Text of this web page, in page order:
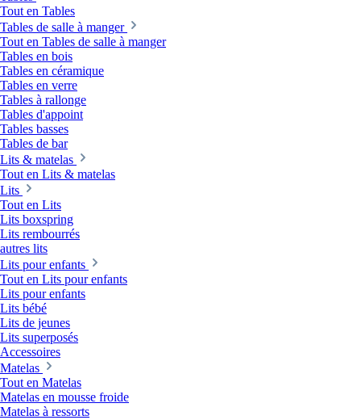
Tout en Tables
Tables de salle à manger
Tout en Tables de salle à manger
Tables en bois
Tables en céramique
Tables en verre
Tables à rallonge
Tables d'appoint
Tables basses
Tables de bar
Lits & matelas
Tout en Lits & matelas
Lits
Tout en Lits
Lits boxspring
Lits rembourrés
autres lits
Lits pour enfants
Tout en Lits pour enfants
Lits pour enfants
Lits bébé
Lits de jeunes
Lits superposés
Accessoires
Matelas
Tout en Matelas
Matelas en mousse froide
Matelas à ressorts